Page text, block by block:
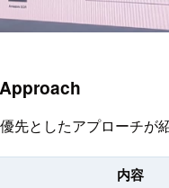
先としたアプローチが
内容